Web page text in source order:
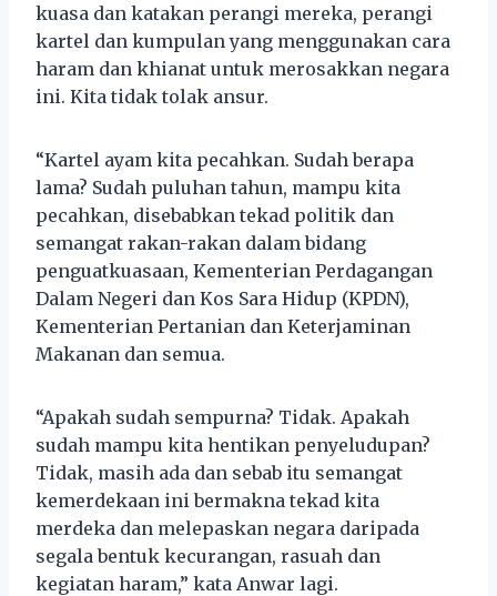
kuasa dan katakan perangi mereka, perangi
kartel dan kumpulan yang menggunakan cara
haram dan khianat untuk merosakkan negara
ini. Kita tidak tolak ansur.
“Kartel ayam kita pecahkan. Sudah berapa
lama? Sudah puluhan tahun, mampu kita
pecahkan, disebabkan tekad politik dan
semangat rakan-rakan dalam bidang
penguatkuasaan, Kementerian Perdagangan
Dalam Negeri dan Kos Sara Hidup (KPDN),
Kementerian Pertanian dan Keterjaminan
Makanan dan semua.
“Apakah sudah sempurna? Tidak. Apakah
sudah mampu kita hentikan penyeludupan?
Tidak, masih ada dan sebab itu semangat
kemerdekaan ini bermakna tekad kita
merdeka dan melepaskan negara daripada
segala bentuk kecurangan, rasuah dan
kegiatan haram,” kata Anwar lagi.